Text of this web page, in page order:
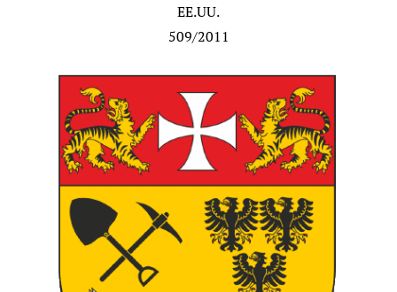
EE.UU.
509/2011